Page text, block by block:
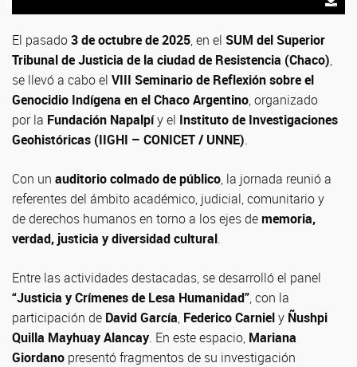
El pasado3 de octubre de 2025, en el SUM del Superior
Tribunal de Justicia de la ciudad de Resistencia (Chaco),
se llevó a cabo el VIII Seminario de Reflexión sobre el
Genocidio Indígena en el Chaco Argentino, organizado
por la Fundación Napalpíy el Instituto de Investigaciones
Geohistóricas (IIGHI – CONICET / UNNE).
Con un auditorio colmado de público, la jornada reunió a
referentes del ámbito académico, judicial, comunitario y
de derechos humanos en torno a los ejes dememoria,
verdad, justicia y diversidad cultural.
Entre las actividades destacadas, se desarrolló el panel
“Justicia y Crímenes de Lesa Humanidad”, con la
participación de David García, Federico Carniely Ñushpi
Quilla Mayhuay Alancay. En este espacio, Mariana
Giordano presentó fragmentos de su investigación